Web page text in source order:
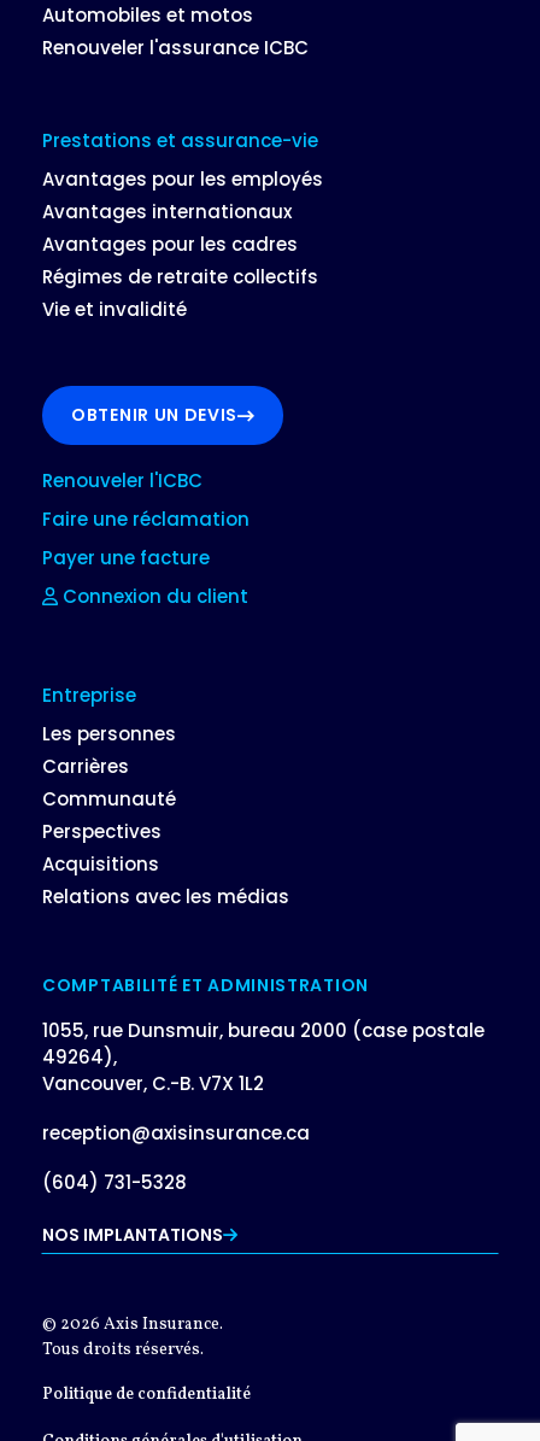
Automobiles et motos
Renouveler l'assurance ICBC
Prestations et assurance-vie
Avantages pour les employés
Avantages internationaux
Avantages pour les cadres
Régimes de retraite collectifs
Vie et invalidité
OBTENIR UN DEVIS
Renouveler l'ICBC
Faire une réclamation
Payer une facture
Connexion du client
Entreprise
Les personnes
Carrières
Communauté
Perspectives
Acquisitions
Relations avec les médias
COMPTABILITÉ ET ADMINISTRATION
1055, rue Dunsmuir, bureau 2000 (case postale
49264),
Vancouver, C.-B. V7X 1L2
reception@axisinsurance.ca
(604) 731-5328
NOS IMPLANTATIONS
© 2026 Axis Insurance.
Tous droits réservés.
Politique de confidentialité